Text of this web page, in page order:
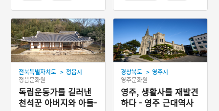
#봄축제
전북특별자치도 > 정읍시
정읍문화원
독립운동가를 길러낸
천석꾼 아버지와 아들-
경상북도 > 영주시
영주문화원
영주, 생활사를 재발견
하다 - 영주 근대역사